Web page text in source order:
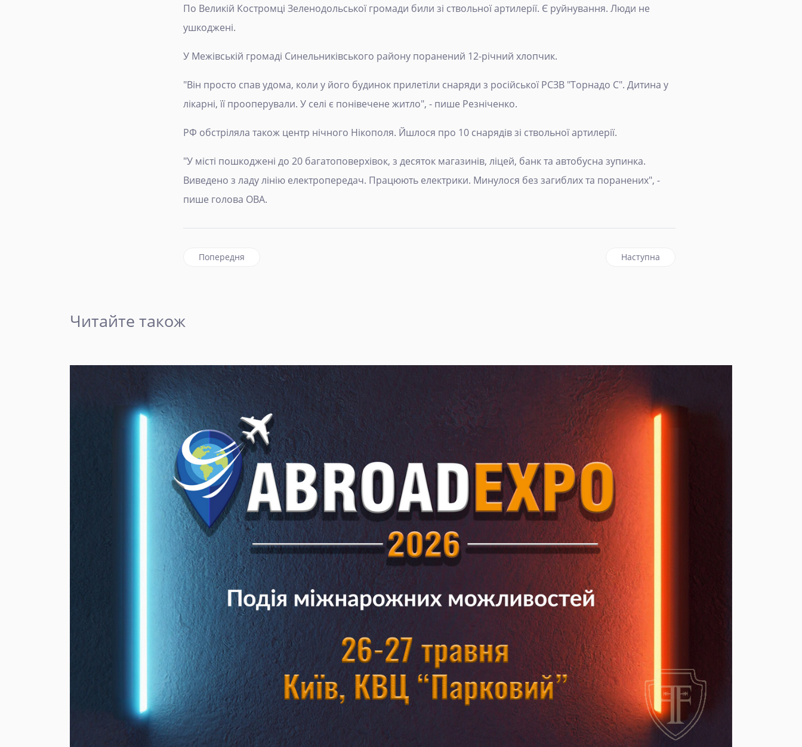
По Великій Костромці Зеленодольської громади били зі ствольної артилерії. Є руйнування. Люди не
ушкоджені.
У Межівській громаді Синельниківського району поранений 12-річний хлопчик.
"Він просто спав удома, коли у його будинок прилетіли снаряди з російської РСЗВ "Торнадо С". Дитина у
лікарні, її прооперували. У селі є понівечене житло", - пише Резніченко.
РФ обстріляла також центр нічного Нікополя. Йшлося про 10 снарядів зі ствольної артилерії.
"У місті пошкоджені до 20 багатоповерхівок, з десяток магазинів, ліцей, банк та автобусна зупинка.
Виведено з ладу лінію електропередач. Працюють електрики. Минулося без загиблих та поранених", -
пише голова ОВА.
Попередня стаття: Авіація ЗСУ завдала 4 удари по скупченню ворога – командування "Південь"
Попередня наступна стаття: Росіяни обстріляли
Наступна
Читайте також